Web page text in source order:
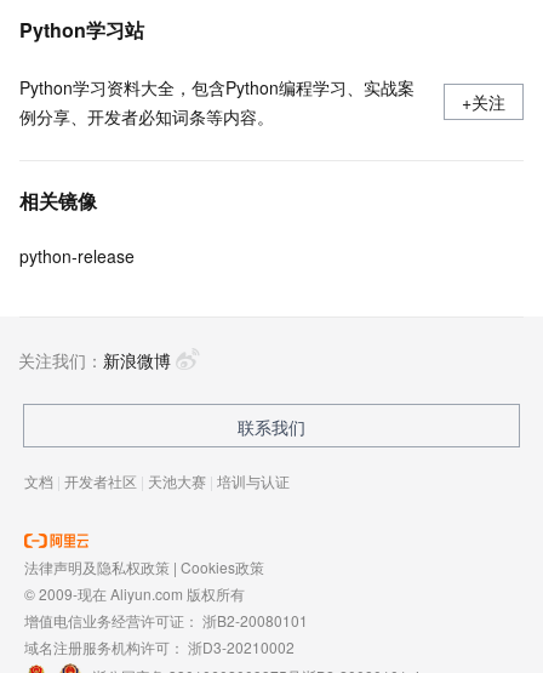
Python学习站
Python学习资料大全，包含Python编程学习、实战案
例分享、开发者必知词条等内容。
+关注
相关镜像
python-release
关注我们： 新浪微博
联系我们
文档 | 开发者社区 | 天池大赛 | 培训与认证
法律声明及隐私权政策 | Cookies政策
© 2009-现在 Aliyun.com 版权所有
增值电信业务经营许可证： 浙B2-20080101
域名注册服务机构许可： 浙D3-20210002